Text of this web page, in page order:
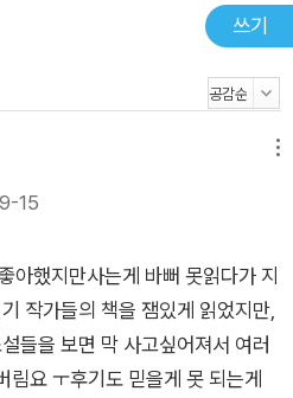
쓰기
15
아했지만사는게 바뻐 못읽다가 지
작가들의 책을 잼있게 읽었지만,
들을 보면 막 사고싶어져서 여러
림요 ㅜ후기도 믿을게 못 되는게